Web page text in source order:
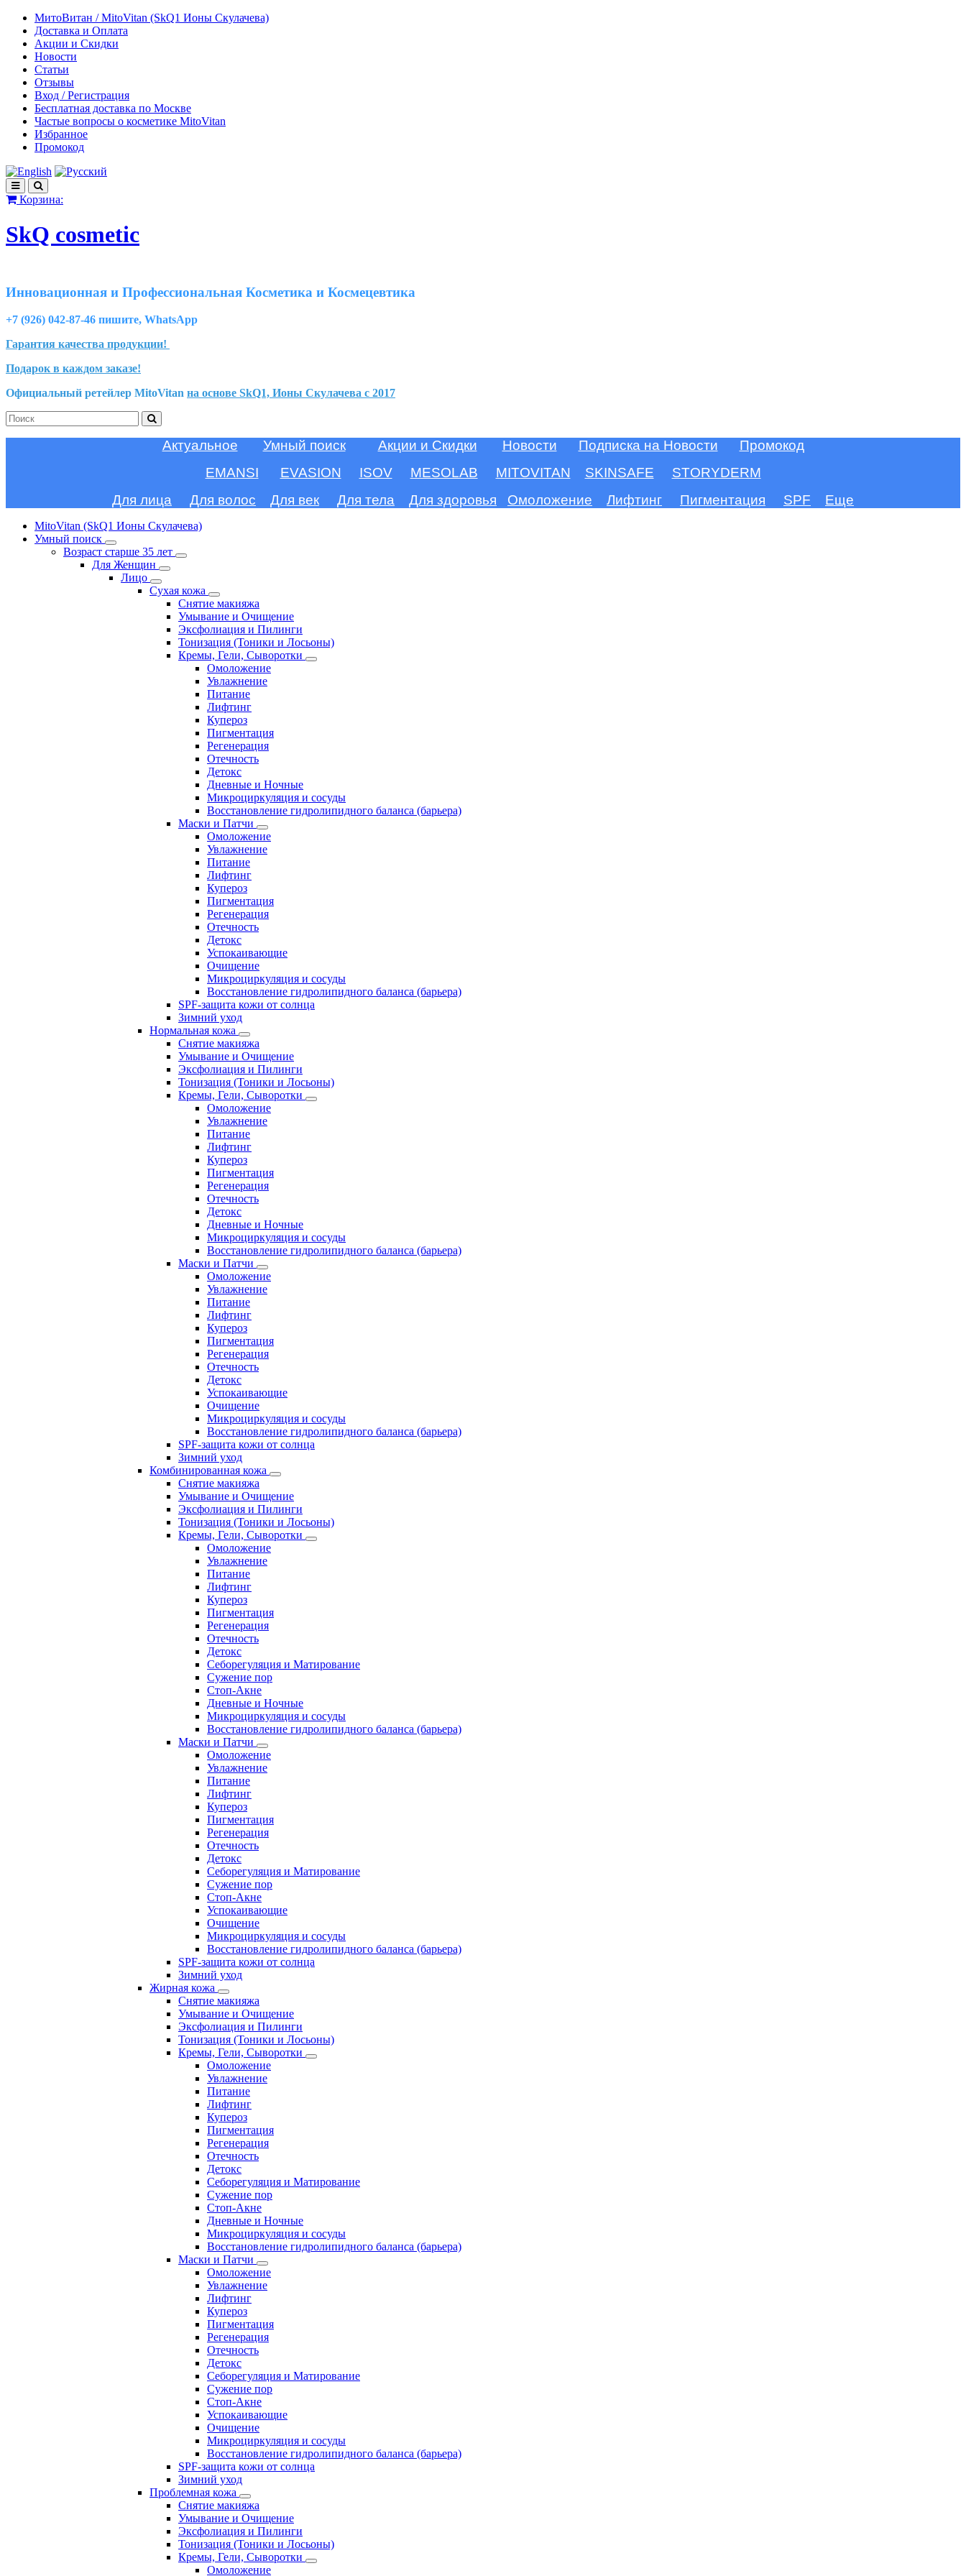
МитоВитан / MitoVitan (SkQ1 Ионы Скулачева)
Доставка и Оплата
Акции и Скидки
Новости
Статьи
Отзывы
Вход / Регистрация
Бесплатная доставка по Москве
Частые вопросы о косметике MitoVitan
Избранное
Промокод
Корзина:
SkQ cosmetic
Инновационная и Профессиональная Косметика и Космецевтика
+7 (926) 042-87-46 пишите, WhatsApp
Гарантия качества продукции!
Подарок в каждом заказе!
Официальный ретейлер MitoVitan на основе SkQ1, Ионы Скулачева c 2017
Актуальное Умный поиск Акции и Скидки Новости Подписка на Новости
Промокод
EMANSI
EVASION ISOV MESOLAB MITOVITAN SKINSAFE
STORYDERM
Для лица
Для волос Для век Для тела Для здоровья Омоложение Лифтинг Пигментация SPF Еще
MitoVitan (SkQ1 Ионы Скулачева)
Умный поиск
Возраст старше 35 лет
Для Женщин
Лицо
Сухая кожа
Снятие макияжа
Умывание и Очищение
Эксфолиация и Пилинги
Тонизация (Тоники и Лосьоны)
Кремы, Гели, Сыворотки
Омоложение
Увлажнение
Питание
Лифтинг
Купероз
Пигментация
Регенерация
Отечность
Детокс
Дневные и Ночные
Микроциркуляция и сосуды
Восстановление гидролипидного баланса (барьера)
Маски и Патчи
Омоложение
Увлажнение
Питание
Лифтинг
Купероз
Пигментация
Регенерация
Отечность
Детокс
Успокаивающие
Очищение
Микроциркуляция и сосуды
Восстановление гидролипидного баланса (барьера)
SPF-защита кожи от солнца
Зимний уход
Нормальная кожа
Снятие макияжа
Умывание и Очищение
Эксфолиация и Пилинги
Тонизация (Тоники и Лосьоны)
Кремы, Гели, Сыворотки
Омоложение
Увлажнение
Питание
Лифтинг
Купероз
Пигментация
Регенерация
Отечность
Детокс
Дневные и Ночные
Микроциркуляция и сосуды
Восстановление гидролипидного баланса (барьера)
Маски и Патчи
Омоложение
Увлажнение
Питание
Лифтинг
Купероз
Пигментация
Регенерация
Отечность
Детокс
Успокаивающие
Очищение
Микроциркуляция и сосуды
Восстановление гидролипидного баланса (барьера)
SPF-защита кожи от солнца
Зимний уход
Комбинированная кожа
Снятие макияжа
Умывание и Очищение
Эксфолиация и Пилинги
Тонизация (Тоники и Лосьоны)
Кремы, Гели, Сыворотки
Омоложение
Увлажнение
Питание
Лифтинг
Купероз
Пигментация
Регенерация
Отечность
Детокс
Себорегуляция и Матирование
Сужение пор
Стоп-Акне
Дневные и Ночные
Микроциркуляция и сосуды
Восстановление гидролипидного баланса (барьера)
Маски и Патчи
Омоложение
Увлажнение
Питание
Лифтинг
Купероз
Пигментация
Регенерация
Отечность
Детокс
Себорегуляция и Матирование
Сужение пор
Стоп-Акне
Успокаивающие
Очищение
Микроциркуляция и сосуды
Восстановление гидролипидного баланса (барьера)
SPF-защита кожи от солнца
Зимний уход
Жирная кожа
Снятие макияжа
Умывание и Очищение
Эксфолиация и Пилинги
Тонизация (Тоники и Лосьоны)
Кремы, Гели, Сыворотки
Омоложение
Увлажнение
Питание
Лифтинг
Купероз
Пигментация
Регенерация
Отечность
Детокс
Себорегуляция и Матирование
Сужение пор
Стоп-Акне
Дневные и Ночные
Микроциркуляция и сосуды
Восстановление гидролипидного баланса (барьера)
Маски и Патчи
Омоложение
Увлажнение
Лифтинг
Купероз
Пигментация
Регенерация
Отечность
Детокс
Себорегуляция и Матирование
Сужение пор
Стоп-Акне
Успокаивающие
Очищение
Микроциркуляция и сосуды
Восстановление гидролипидного баланса (барьера)
SPF-защита кожи от солнца
Зимний уход
Проблемная кожа
Снятие макияжа
Умывание и Очищение
Эксфолиация и Пилинги
Тонизация (Тоники и Лосьоны)
Кремы, Гели, Сыворотки
Омоложение